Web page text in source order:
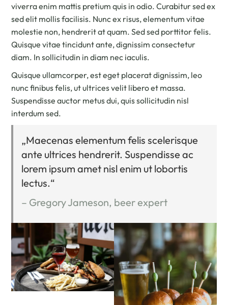
viverra enim mattis pretium quis in odio. Curabitur sed ex
sed elit mollis facilisis. Nunc ex risus, elementum vitae
molestie non, hendrerit at quam. Sed sed porttitor felis.
Quisque vitae tincidunt ante, dignissim consectetur
diam. In sollicitudin in diam nec iaculis.
Quisque ullamcorper, est eget placerat dignissim, leo
nunc finibus felis, ut ultrices velit libero et massa.
Suspendisse auctor metus dui, quis sollicitudin nisl
interdum sed.
„Maecenas elementum felis scelerisque
ante ultrices hendrerit. Suspendisse ac
lorem ipsum amet nisl enim ut lobortis
lectus.“
– Gregory Jameson, beer expert